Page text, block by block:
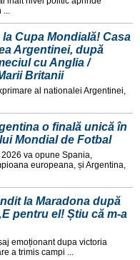
...
Cupa Mondială! Casa
Argentinei, după
cu Anglia /
Britanii
al nationalei Argentinei,
o finală unică în
Mondial de Fotbal
va opune Spania,
europeana, și Argentina,
la Maradona după
pentru el! Știu că m-a
emoționant dupa victoria
a trimis campi ...